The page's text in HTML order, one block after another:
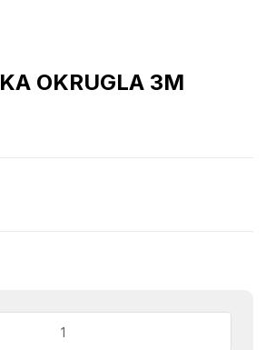
OKRUGLA 3M